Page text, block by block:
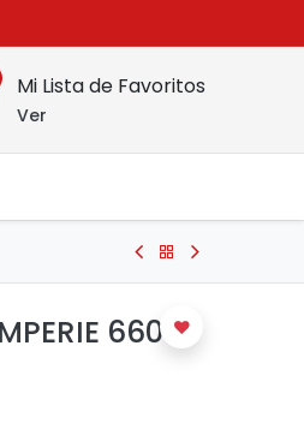
Mi Lista de Favoritos
Ver
660W